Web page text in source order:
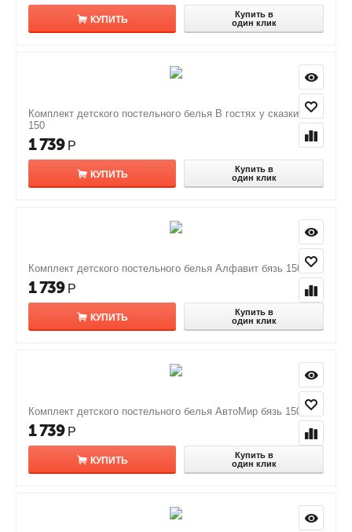
КУПИТЬ
Купить в
один клик
Комплект детского постельного белья В гостях у сказки бязь
150
1 739 Р
КУПИТЬ
Купить в
один клик
Комплект детского постельного белья Алфавит бязь 150
1 739 Р
КУПИТЬ
Купить в
один клик
Комплект детского постельного белья АвтоМир бязь 150
1 739 Р
КУПИТЬ
Купить в
один клик